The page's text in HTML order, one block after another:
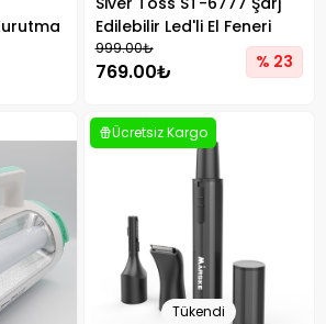
Edilebilir Led'li El Feneri
999.00₺
769.00₺ % 23
Ücretsiz Kargo
Tükendi